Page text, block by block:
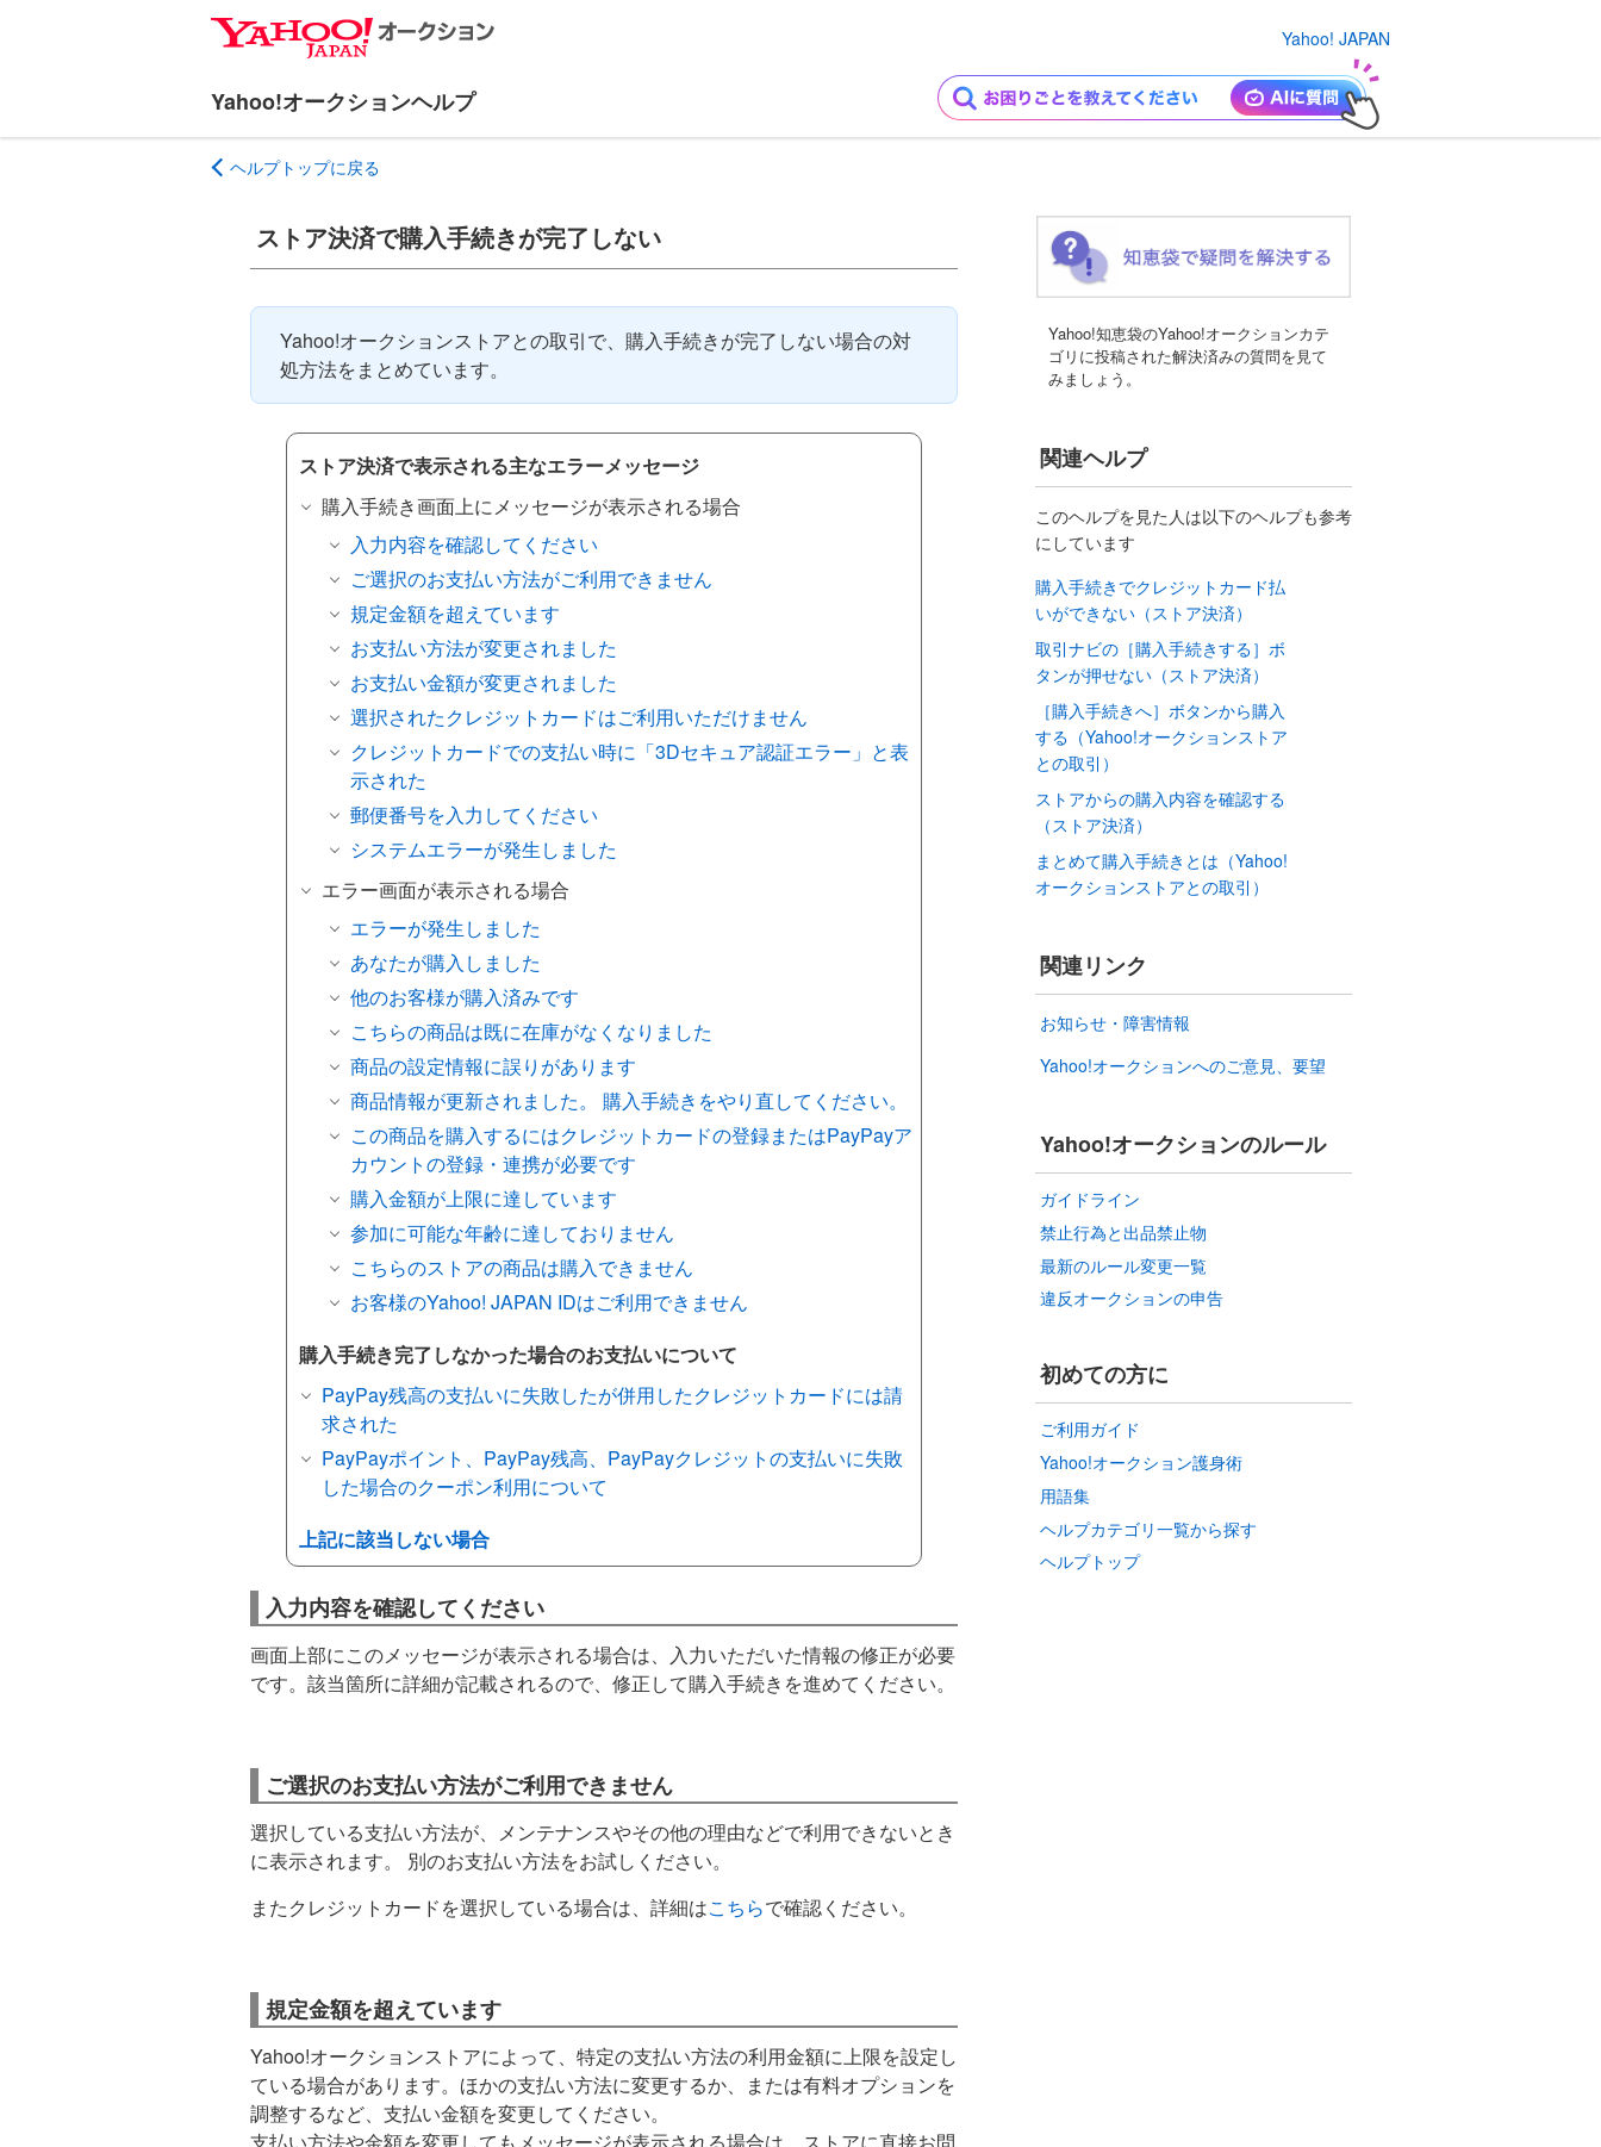
シ
ン
Yahoo! JAPAN
ヘルプトップに戻る
ストア決済で購入手続きが完了しない
Yahoo!オークションストアとの取引で、購入手続きが完了しない場合の対
処方法をまとめています。
ストア決済で表示される主なエラーメッセージ
購入手続き画面上にメッセージが表示される場合
入力内容を確認してください
ご選択のお支払い方法がご利用できません
規定金額を超えています
お支払い方法が変更されました
お支払い金額が変更されました
選択されたクレジットカードはご利用いただけません
クレジットカードでの支払い時に「3Dセキュア認証エラー」と表
示された
郵便番号を入力してください
システムエラーが発生しました
エラー画面が表示される場合
エラーが発生しました
あなたが購入しました
他のお客様が購入済みです
こちらの商品は既に在庫がなくなりました
商品の設定情報に誤りがあります
商品情報が更新されました。 購入手続きをやり直してください。
この商品を購入するにはクレジットカードの登録またはPayPayア
カウントの登録・連携が必要です
購入金額が上限に達しています
参加に可能な年齢に達しておりません
こちらのストアの商品は購入できません
お客様のYahoo! JAPAN IDはご利用できません
購入手続き完了しなかった場合のお支払いについて
PayPay残高の支払いに失敗したが併用したクレジットカードには請
求された
PayPayポイント、PayPay残高、PayPayクレジットの支払いに失敗
した場合のクーポン利用について
上記に該当しない場合
入力内容を確認してください
画面上部にこのメッセージが表示される場合は、入力いただいた情報の修正が必要
です。該当箇所に詳細が記載されるので、修正して購入手続きを進めてください。
ご選択のお支払い方法がご利用できません
選択している支払い方法が、メンテナンスやその他の理由などで利用できないとき
に表示されます。 別のお支払い方法をお試しください。
またクレジットカードを選択している場合は、詳細はこちらで確認ください。
規定金額を超えています
Yahoo!オークションストアによって、特定の支払い方法の利用金額に上限を設定し
ている場合があります。ほかの支払い方法に変更するか、または有料オプションを
調整するなど、支払い金額を変更してください。
Yahoo!知恵袋のYahoo!オークションカテ
ゴリに投稿された解決済みの質問を見て
みましょう。
関連ヘルプ
このヘルプを見た人は以下のヘルプも参考
にしています
購入手続きでクレジットカード払
いができない（ストア決済）
取引ナビの［購入手続きする］ボ
タンが押せない（ストア決済）
［購入手続きへ］ボタンから購入
する（Yahoo!オークションストア
との取引）
ストアからの購入内容を確認する
（ストア決済）
まとめて購入手続きとは（Yahoo!
オークションストアとの取引）
関連リンク
お知らせ・障害情報
Yahoo!オークションへのご意見、要望
Yahoo!オークションのルール
ガイドライン
禁止行為と出品禁止物
最新のルール変更一覧
違反オークションの申告
初めての方に
ご利用ガイド
Yahoo!オークション護身術
用語集
ヘルプカテゴリ一覧から探す
ヘルプトップ